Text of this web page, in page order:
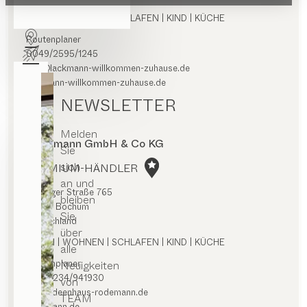
NEWSLETTER
Melden
Sie
sich
an und
bleiben
Sie
über
alle
Neuigkeiten
von
TEAM
ESSEN | WOHNEN | SCHLAFEN | KIND | KÜCHE
Routenplaner
0049/2595/1245
info@lackmann-willkommen-zuhause.de
lackmann-willkommen-zuhause.de
Rodemann GmbH & Co KG
PREMIUM-HÄNDLER
Hattinger Straße 765
44879 Bochum
Deutschland
ESSEN | WOHNEN | SCHLAFEN | KIND | KÜCHE
Routenplaner
0049/234/941930
info@ideenhaus-rodemann.de